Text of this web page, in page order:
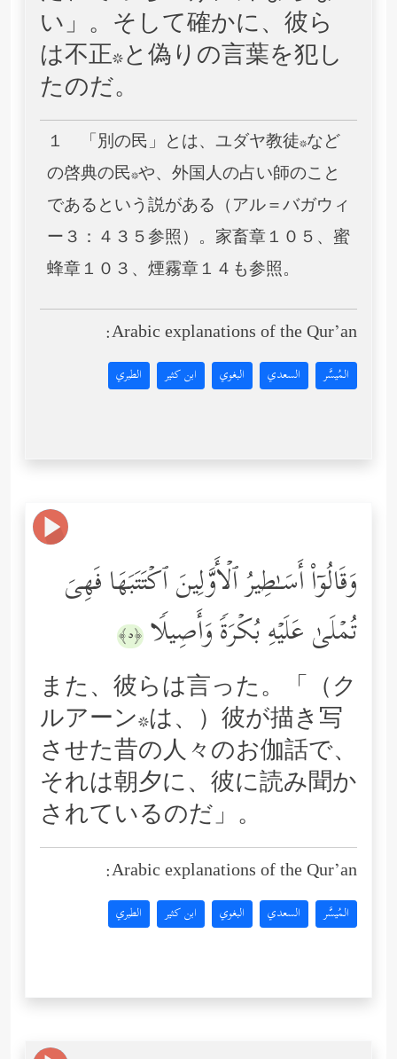
い」。そして確かに、彼ら
は不正*と偽りの言葉を犯し
たのだ。
１ 「別の民」とは、ユダヤ教徒*など
の啓典の民*や、外国人の占い師のこと
であるという説がある（アル＝バガウィ
ー３：４３５参照）。家畜章１０５、蜜
蜂章１０３、煙霧章１４も参照。
Arabic explanations of the Qur’an:
المُيسَّر السعدي البغوي ابن كثير الطبري
وَقَالُوۤاْ أَسَـٰطِیرُ ٱلۡأَوَّلِینَ ٱكۡتَتَبَهَا فَهِیَ
تُمۡلَىٰ عَلَیۡهِ بُكۡرَةࣰ وَأَصِیلࣰا ﴿٥﴾
また、彼らは言った。「（ク
ルアーン*は、）彼が描き写
させた昔の人々のお伽話で、
それは朝夕に、彼に読み聞か
されているのだ」。
Arabic explanations of the Qur’an:
المُيسَّر السعدي البغوي ابن كثير الطبري